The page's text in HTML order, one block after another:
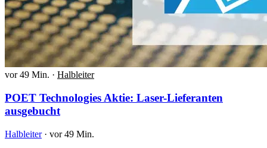
vor 49 Min. · Halbleiter
POET Technologies Aktie: Laser-Lieferanten
ausgebucht
Halbleiter · vor 49 Min.